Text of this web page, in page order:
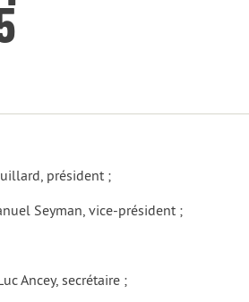
président ;
Seyman, vice-président ;
Ancey, secrétaire ;